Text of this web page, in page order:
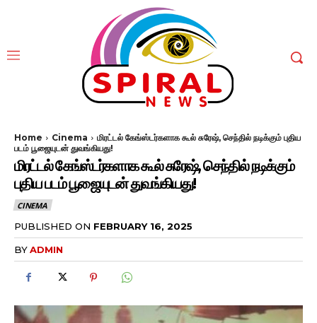
Home Cinema
மிரட்டல் கேங்ஸ்டர்களாக கூல் சுரேஷ், செந்தில் நடிக்கும் புதிய
படம் பூஜையுடன் துவங்கியது!
மிரட்டல் கேங்ஸ்டர்களாக கூல் சுரேஷ், செந்தில் நடிக்கும்
புதிய படம் பூஜையுடன் துவங்கியது!
CINEMA
PUBLISHED ON FEBRUARY 16, 2025
BYADMIN